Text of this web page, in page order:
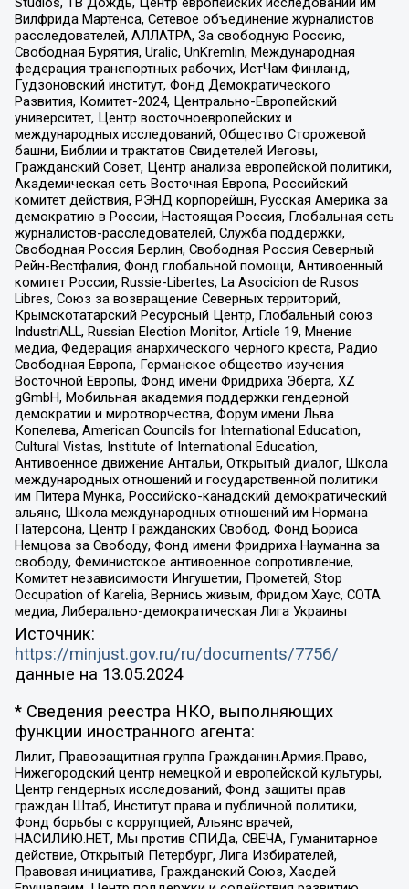
Вилфрида Мартенса, Сетевое объединение журналистов
расследователей, АЛЛАТРА, За свободную Россию,
Свободная Бурятия, Uralic, UnKremlin, Международная
федерация транспортных рабочих, ИстЧам Финланд,
Гудзоновский институт, Фонд Демократического
Развития, Комитет-2024, Центрально-Европейский
университет, Центр восточноевропейских и
международных исследований, Общество Сторожевой
башни, Библии и трактатов Свидетелей Иеговы,
Гражданский Совет, Центр анализа европейской политики,
Академическая сеть Восточная Европа, Российский
комитет действия, РЭНД корпорейшн, Русская Америка за
демократию в России, Настоящая Россия, Глобальная сеть
журналистов-расследователей, Служба поддержки,
Свободная Россия Берлин, Свободная Россия Северный
Рейн-Вестфалия, Фонд глобальной помощи, Антивоенный
комитет России, Russie-Libertes, La Asocicion de Rusos
Libres, Союз за возвращение Северных территорий,
Крымскотатарский Ресурсный Центр, Глобальный союз
IndustriALL, Russian Election Monitor, Article 19, Мнение
медиа, Федерация анархического черного креста, Радио
Свободная Европа, Германское общество изучения
Восточной Европы, Фонд имени Фридриха Эберта, XZ
gGmbH, Мобильная академия поддержки гендерной
демократии и миротворчества, Форум имени Льва
Копелева, American Councils for International Education,
Cultural Vistas, Institute of International Education,
Антивоенное движение Антальи, Открытый диалог, Школа
международных отношений и государственной политики
им Питера Мунка, Российско-канадский демократический
альянс, Школа международных отношений им Нормана
Патерсона, Центр Гражданских Свобод, Фонд Бориса
Немцова за Свободу, Фонд имени Фридриха Науманна за
свободу, Феминистское антивоенное сопротивление,
Комитет независимости Ингушетии, Прометей, Stop
Occupation of Karelia, Вернись живым, Фридом Хаус, СОТА
медиа, Либерально-демократическая Лига Украины
Источник:
https://minjust.gov.ru/ru/documents/7756/
данные на 13.05.2024
* Сведения реестра НКО, выполняющих
функции иностранного агента:
Лилит, Правозащитная группа Гражданин.Армия.Право,
Нижегородский центр немецкой и европейской культуры,
Центр гендерных исследований, Фонд защиты прав
граждан Штаб, Институт права и публичной политики,
Фонд борьбы с коррупцией, Альянс врачей,
НАСИЛИЮ.НЕТ, Мы против СПИДа, СВЕЧА, Гуманитарное
действие, Открытый Петербург, Лига Избирателей,
Правовая инициатива, Гражданский Союз, Хасдей